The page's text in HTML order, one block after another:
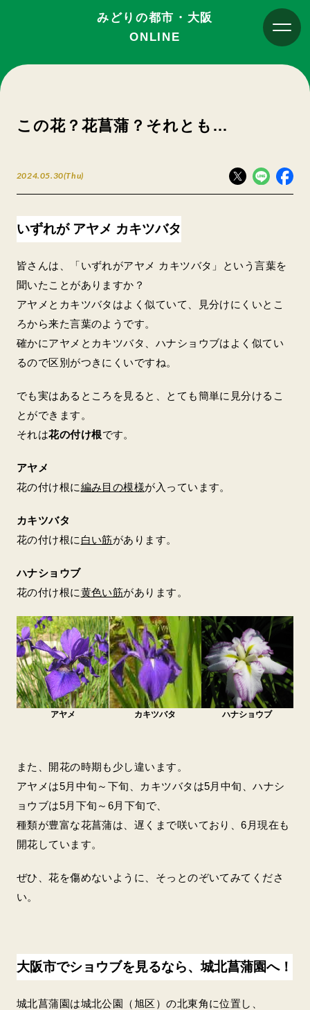
みどりの都市・大阪
ONLINE
この花？花菖蒲？それとも…
2024.05.30(Thu)
いずれが アヤメ カキツバタ
皆さんは、「いずれがアヤメ カキツバタ」という言葉を
聞いたことがありますか？
アヤメとカキツバタはよく似ていて、見分けにくいとこ
ろから来た言葉のようです。
確かにアヤメとカキツバタ、ハナショウブはよく似てい
るので区別がつきにくいですね。
でも実はあるところを見ると、とても簡単に見分けるこ
とができます。
それは花の付け根です。
アヤメ
花の付け根に編み目の模様が入っています。
カキツバタ
花の付け根に 白い筋があります。
ハナショウブ
花の付け根に黄色い筋があります。
アヤメ カキツバタ ハナショウブ
また、開花の時期も少し違います。
アヤメは5月中旬～下旬、カキツバタは5月中旬、ハナシ
ョウブは5月下旬～6月下旬で、
種類が豊富な花菖蒲は、遅くまで咲いており、6月現在も
開花しています。
ぜひ、花を傷めないように、そっとのぞいてみてくださ
い。
大阪市でショウブを見るなら、城北菖蒲園へ！
城北菖蒲園は城北公園（旭区）の北東角に位置し、